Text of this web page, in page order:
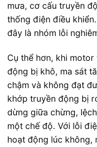
mưa, cơ cấu truyền
thống điện điều
đây là nhóm lỗi
Cụ thể hơn, khi
động bị khô, ma sát
chậm và không đạt
khớp truyền động bị
dừng giữa chừng,
một chế độ. Với lỗi
hoạt động lúc không,